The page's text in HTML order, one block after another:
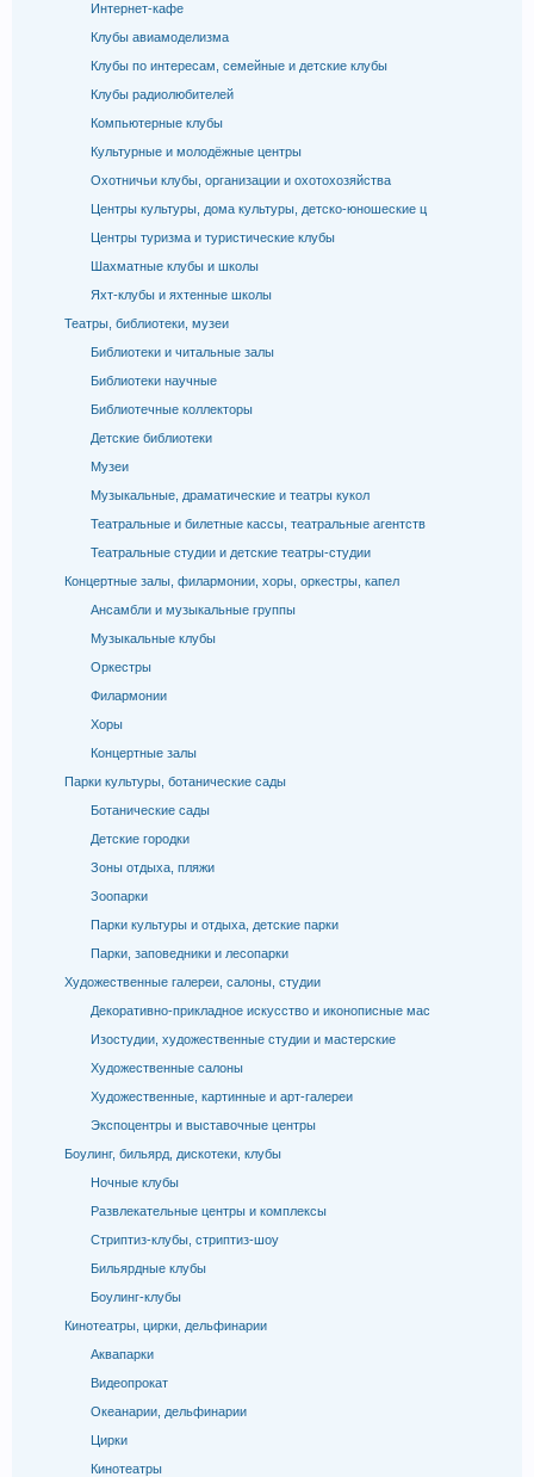
Интернет-кафе
Клубы авиамоделизма
Клубы по интересам, семейные и детские клубы
Клубы радиолюбителей
Компьютерные клубы
Культурные и молодёжные центры
Охотничьи клубы, организации и охотохозяйства
Центры культуры, дома культуры, детско-юношеские ц
Центры туризма и туристические клубы
Шахматные клубы и школы
Яхт-клубы и яхтенные школы
Театры, библиотеки, музеи
Библиотеки и читальные залы
Библиотеки научные
Библиотечные коллекторы
Детские библиотеки
Музеи
Музыкальные, драматические и театры кукол
Театральные и билетные кассы, театральные агентств
Театральные студии и детские театры-студии
Концертные залы, филармонии, хоры, оркестры, капел
Ансамбли и музыкальные группы
Музыкальные клубы
Оркестры
Филармонии
Хоры
Концертные залы
Парки культуры, ботанические сады
Ботанические сады
Детские городки
Зоны отдыха, пляжи
Зоопарки
Парки культуры и отдыха, детские парки
Парки, заповедники и лесопарки
Художественные галереи, салоны, студии
Декоративно-прикладное искусство и иконописные мас
Изостудии, художественные студии и мастерские
Художественные салоны
Художественные, картинные и арт-галереи
Экспоцентры и выставочные центры
Боулинг, бильярд, дискотеки, клубы
Ночные клубы
Развлекательные центры и комплексы
Стриптиз-клубы, стриптиз-шоу
Бильярдные клубы
Боулинг-клубы
Кинотеатры, цирки, дельфинарии
Аквапарки
Видеопрокат
Океанарии, дельфинарии
Цирки
Кинотеатры